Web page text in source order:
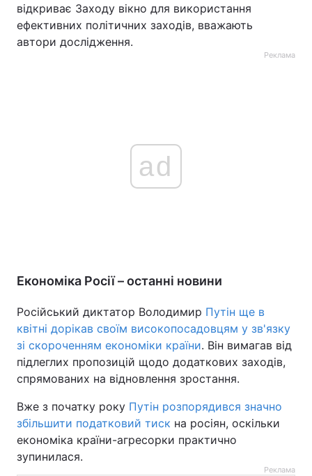
відкриває Заходу вікно для використання
ефективних політичних заходів, вважають
автори дослідження.
Реклама
ad
Економіка Росії – останні новини
Російський диктатор Володимир Путін ще в
квітні дорікав своїм високопосадовцям у зв'язку
зі скороченням економіки країни. Він вимагав від
підлеглих пропозицій щодо додаткових заходів,
спрямованих на відновлення зростання.
Вже з початку року Путін розпорядився значно
збільшити податковий тиск на росіян, оскільки
економіка країни-агресорки практично
зупинилася.
Реклама